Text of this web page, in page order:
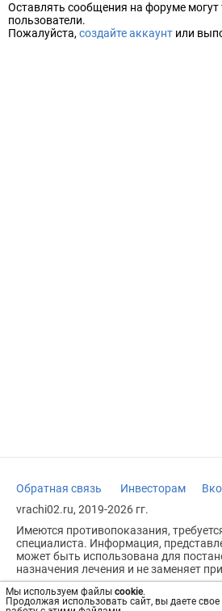
Мы используем файлы cookie.
Продолжая использовать сайт, вы даете свое
Оставлять сообщения на форуме
пользователи.
Пожалуйста, создайте аккаунт или
Обратная связь Инвесторам
vrachi02.ru, 2019-2026 гг.
Имеются противопоказания,
специалиста. Информация,
может быть использована для
назначения лечения и не заменяет
Возрастное ограничение: 18+